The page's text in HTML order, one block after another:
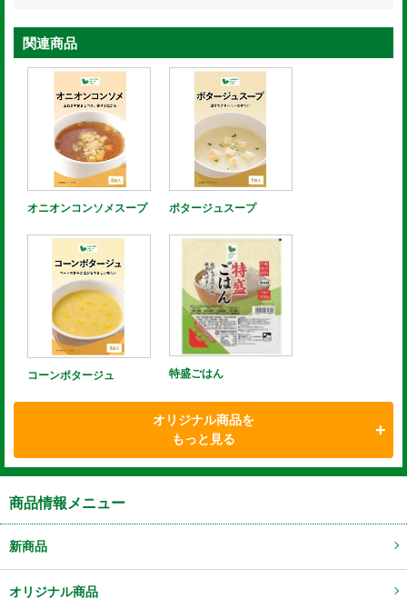
関連商品
オニオンコンソメスープ ポタージュスープ
コーンポタージュ 特盛ごはん
オリジナル商品を
もっと見る
商品情報メニュー
新商品
オリジナル商品